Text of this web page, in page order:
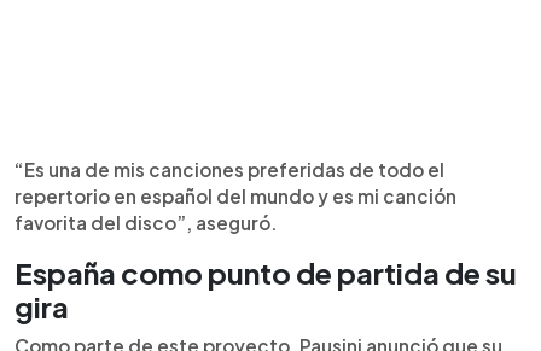
“Es una de mis canciones preferidas de todo el
repertorio en español del mundo y es mi canción
favorita del disco”, aseguró.
España como punto de partida de su
gira
Como parte de este proyecto, Pausini anunció que su